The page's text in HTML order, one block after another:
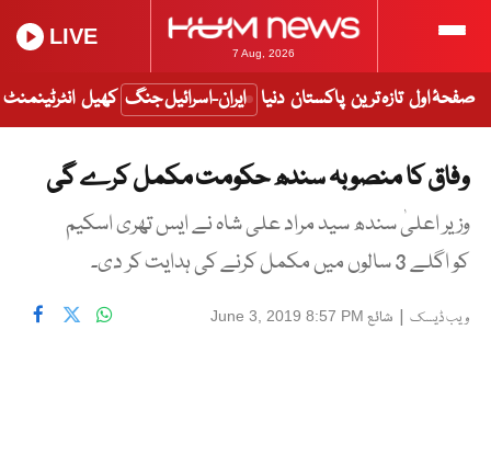
7 Aug, 2026
LIVE
صفحۂ اول تازہ ترین پاکستان دنیا ایران-اسرائیل جنگ کھیل انٹرٹینمنٹ
وفاق کا منصوبہ سندھ حکومت مکمل کرے گی
وزیر اعلیٰ سندھ سید مراد علی شاہ نے ایس تھری اسکیم
کو اگلے 3 سالوں میں مکمل کرنے کی ہدایت کر دی۔
ویب ڈیسک | شائع June 3, 2019 8:57 PM